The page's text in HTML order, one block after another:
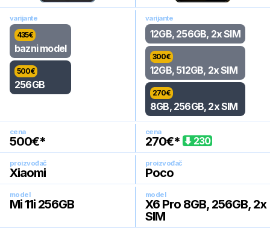
varijante
435€
bazni model
500€
256GB
varijante
12GB, 256GB, 2x SIM
300€
12GB, 512GB, 2x SIM
270€
8GB, 256GB, 2x SIM
cena
500€*
cena
270€* 230
proizvođač
Xiaomi
proizvođač
Poco
model
Mi 11i 256GB
model
X6 Pro 8GB, 256GB, 2x
SIM